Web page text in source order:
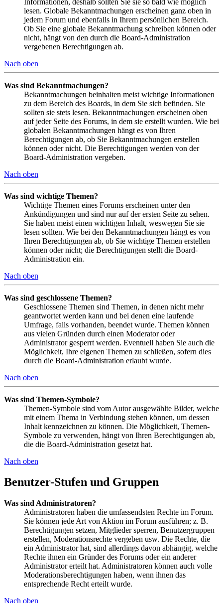
lesen. Globale Bekanntmachungen erscheinen ganz oben in
jedem Forum und ebenfalls in Ihrem persönlichen Bereich.
Ob Sie eine globale Bekanntmachung schreiben können oder
nicht, hängt von den durch die Board-Administration
vergebenen Berechtigungen ab.
Nach oben
Was sind Bekanntmachungen?
Bekanntmachungen beinhalten meist wichtige Informationen
zu dem Bereich des Boards, in dem Sie sich befinden. Sie
sollten sie stets lesen. Bekanntmachungen erscheinen oben
auf jeder Seite des Forums, in dem sie erstellt wurden. Wie bei
globalen Bekanntmachungen hängt es von Ihren
Berechtigungen ab, ob Sie Bekanntmachungen erstellen
können oder nicht. Die Berechtigungen werden von der
Board-Administration vergeben.
Nach oben
Was sind wichtige Themen?
Wichtige Themen eines Forums erscheinen unter den
Ankündigungen und sind nur auf der ersten Seite zu sehen.
Sie haben meist einen wichtigen Inhalt, weswegen Sie sie
lesen sollten. Wie bei den Bekanntmachungen hängt es von
Ihren Berechtigungen ab, ob Sie wichtige Themen erstellen
können oder nicht; die Berechtigungen stellt die Board-
Administration ein.
Nach oben
Was sind geschlossene Themen?
Geschlossene Themen sind Themen, in denen nicht mehr
geantwortet werden kann und bei denen eine laufende
Umfrage, falls vorhanden, beendet wurde. Themen können
aus vielen Gründen durch einen Moderator oder
Administrator gesperrt werden. Eventuell haben Sie auch die
Möglichkeit, Ihre eigenen Themen zu schließen, sofern dies
durch die Board-Administration erlaubt wurde.
Nach oben
Was sind Themen-Symbole?
Themen-Symbole sind vom Autor ausgewählte Bilder, welche
mit einem Thema in Verbindung stehen können, um dessen
Inhalt kennzeichnen zu können. Die Möglichkeit, Themen-
Symbole zu verwenden, hängt von Ihren Berechtigungen ab,
die die Board-Administration gesetzt hat.
Nach oben
Benutzer-Stufen und Gruppen
Was sind Administratoren?
Administratoren haben die umfassendsten Rechte im Forum.
Sie können jede Art von Aktion im Forum ausführen; z. B.
Berechtigungen setzen, Mitglieder sperren, Benutzergruppen
erstellen, Moderationsrechte vergeben usw. Die Rechte, die
ein Administrator hat, sind allerdings davon abhängig, welche
Rechte ihnen ein Gründer des Forums oder ein anderer
Administrator erteilt hat. Administratoren können auch volle
Moderationsberechtigungen haben, wenn ihnen das
entsprechende Recht erteilt wurde.
Nach oben